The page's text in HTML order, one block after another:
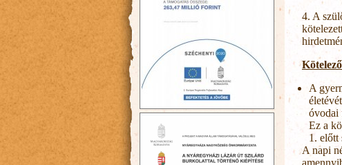
4. A
A
óvodai
Ez a
1. előtt
A napi